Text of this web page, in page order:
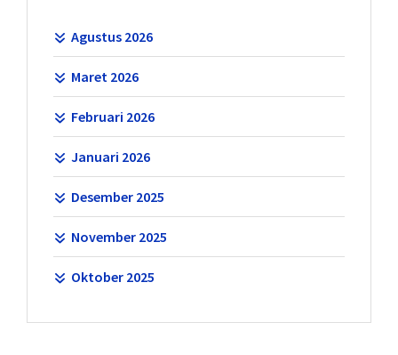
Agustus 2026
Maret 2026
Februari 2026
Januari 2026
Desember 2025
November 2025
Oktober 2025